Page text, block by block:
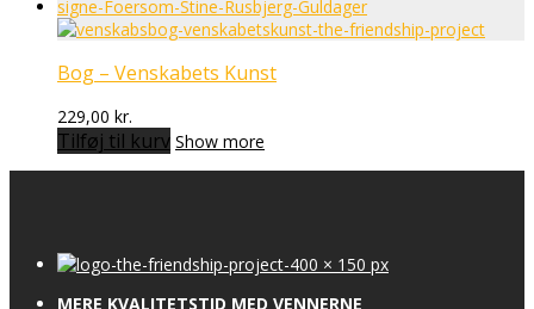
Bog – Venskabets Kunst
229,00 kr.
Tilføj til kurv Show more
MERE KVALITETSTID MED VENNERNE